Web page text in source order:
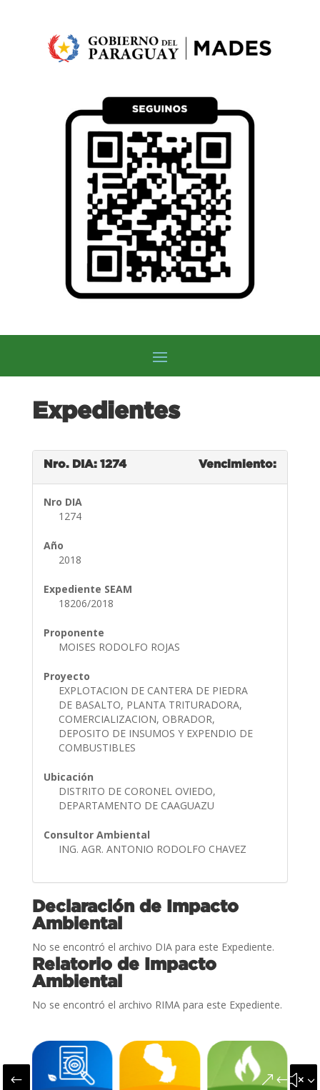
Expedientes
Nro. DIA: 1274 Vencimiento:
Nro DIA
1274
Año
2018
Expediente SEAM
18206/2018
Proponente
MOISES RODOLFO ROJAS
Proyecto
EXPLOTACION DE CANTERA DE PIEDRA
DE BASALTO, PLANTA TRITURADORA,
COMERCIALIZACION, OBRADOR,
DEPOSITO DE INSUMOS Y EXPENDIO DE
COMBUSTIBLES
Ubicación
DISTRITO DE CORONEL OVIEDO,
DEPARTAMENTO DE CAAGUAZU
Consultor Ambiental
ING. AGR. ANTONIO RODOLFO CHAVEZ
Declaración de Impacto
Ambiental
No se encontró el archivo DIA para este Expediente.
Relatorio de Impacto
Ambiental
No se encontró el archivo RIMA para este Expediente.
#